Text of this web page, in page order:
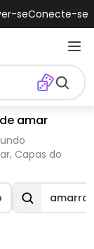
seConecte-se
amar
Capas do
amarrar